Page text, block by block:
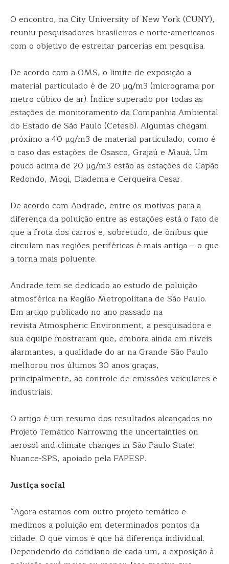
O encontro, na City University of New York (CUNY),
reuniu pesquisadores brasileiros e norte-americanos
com o objetivo de estreitar parcerias em pesquisa.
De acordo com a OMS, o limite de exposição a
material particulado é de 20 µg/m3 (micrograma por
metro cúbico de ar). Índice superado por todas as
estações de monitoramento da Companhia Ambiental
do Estado de São Paulo (Cetesb). Algumas chegam
próximo a 40 µg/m3 de material particulado, como é
o caso das estações de Osasco, Grajaú e Mauá. Um
pouco acima de 20 µg/m3 estão as estações de Capão
Redondo, Mogi, Diadema e Cerqueira Cesar.
De acordo com Andrade, entre os motivos para a
diferença da poluição entre as estações está o fato de
que a frota dos carros e, sobretudo, de ônibus que
circulam nas regiões periféricas é mais antiga – o que
a torna mais poluente.
Andrade tem se dedicado ao estudo de poluição
atmosférica na Região Metropolitana de São Paulo.
Em artigo publicado no ano passado na
revista Atmospheric Environment, a pesquisadora e
sua equipe mostraram que, embora ainda em níveis
alarmantes, a qualidade do ar na Grande São Paulo
melhorou nos últimos 30 anos graças,
principalmente, ao controle de emissões veiculares e
industriais.
O artigo é um resumo dos resultados alcançados no
Projeto Temático Narrowing the uncertainties on
aerosol and climate changes in São Paulo State:
Nuance-SPS, apoiado pela FAPESP.
Justiça social
“Agora estamos com outro projeto temático e
medimos a poluição em determinados pontos da
cidade. O que vimos é que há diferença individual.
Dependendo do cotidiano de cada um, a exposição à